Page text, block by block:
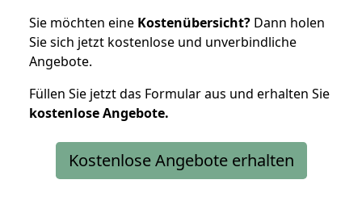
Sie möchten eine Kostenübersicht? Dann holen
Sie sich jetzt kostenlose und unverbindliche
Angebote.
Füllen Sie jetzt das Formular aus und erhalten Sie
kostenloseAngebote.
Kostenlose Angebote erhalten